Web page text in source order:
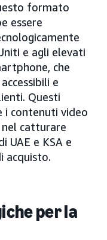
formato
essere
e agli elevati
che
e
Questi
i contenuti video
catturare
UAE e KSA e
acquisto.
per la